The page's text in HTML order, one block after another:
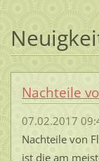
Nachteile
07.02.2017
Nachteile von
ist die am